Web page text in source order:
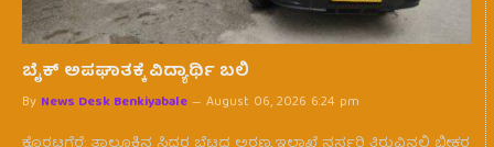
ಬೈಕ್ ಅಪಘಾತಕ್ಕೆ ವಿದ್ಯಾರ್ಥಿ ಬಲಿ
By News Desk Benkiyabale August 06, 2026 6:24 pm